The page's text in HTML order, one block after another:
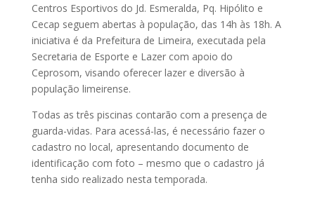
Centros Esportivos do Jd. Esmeralda, Pq. Hipólito e
Cecap seguem abertas à população, das 14h às 18h. A
iniciativa é da Prefeitura de Limeira, executada pela
Secretaria de Esporte e Lazer com apoio do
Ceprosom, visando oferecer lazer e diversão à
população limeirense.
Todas as três piscinas contarão com a presença de
guarda-vidas. Para acessá-las, é necessário fazer o
cadastro no local, apresentando documento de
identificação com foto – mesmo que o cadastro já
tenha sido realizado nesta temporada.